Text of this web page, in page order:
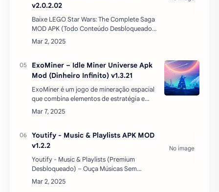
v2.0.2.02
Baixe LEGO Star Wars: The Complete Saga
MOD APK (Todo Conteúdo Desbloqueado)
para AndroidSe você é fã de Star Wars e
adora jogos LEGO, então prepare-se para
ExoMiner – Idle Miner Universe Apk
Mod (Dinheiro Infinito) v1.3.21
ExoMiner é um jogo de mineração espacial
que combina elementos de estratégia e
simulação em um formato de jogo idle
clicker. Disponível para dispositivos
Youtify - Music & Playlists APK MOD
v1.2.2
Youtify - Music & Playlists (Premium
Desbloqueado) – Ouça Músicas Sem
Limites!Se você está procurando um
aplicativo de música completo e sem